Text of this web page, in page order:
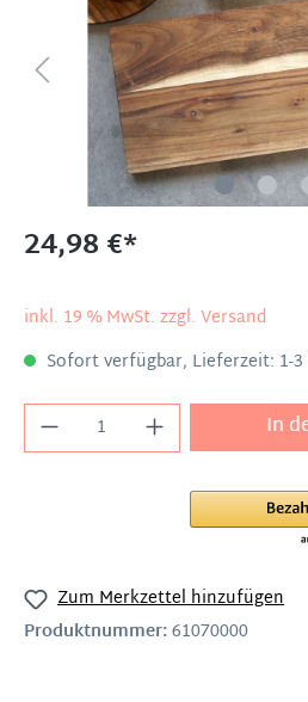
24,98 €*
inkl. 19 % MwSt. zzgl. Versand
Sofort verfügbar, Lieferzeit: 1-3
In
Zum Merkzettel hinzufügen
Produktnummer:61070000